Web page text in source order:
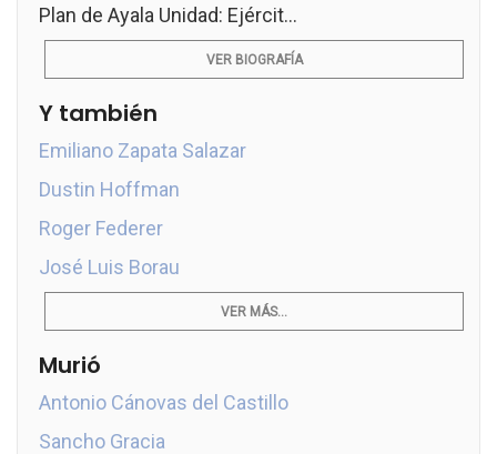
Plan de Ayala Unidad: Ejércit...
VER BIOGRAFÍA
Y también
Emiliano Zapata Salazar
Dustin Hoffman
Roger Federer
José Luis Borau
VER MÁS...
Murió
Antonio Cánovas del Castillo
Sancho Gracia